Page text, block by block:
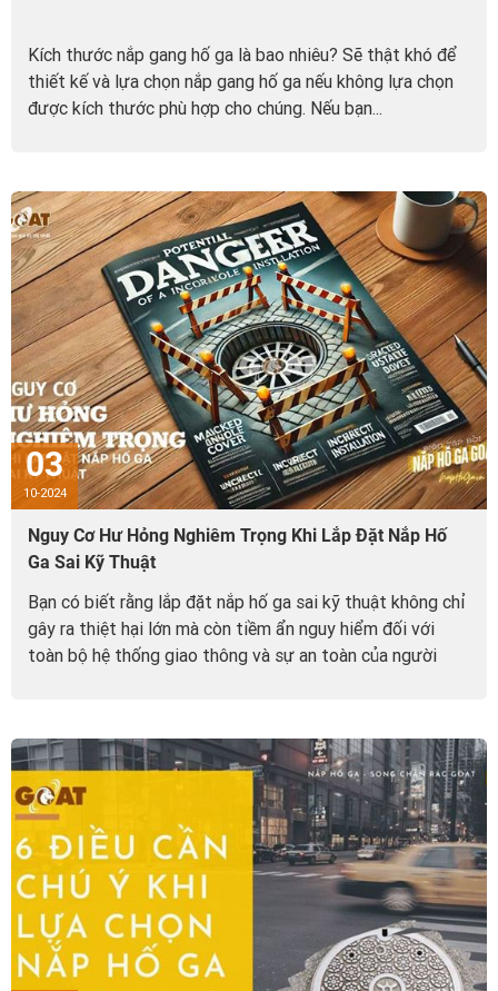
Kích thước nắp gang hố ga là bao nhiêu? Sẽ thật khó để
thiết kế và lựa chọn nắp gang hố ga nếu không lựa chọn
được kích thước phù hợp cho chúng. Nếu bạn...
03
10-2024
Nguy Cơ Hư Hỏng Nghiêm Trọng Khi Lắp Đặt Nắp Hố
Ga Sai Kỹ Thuật
Bạn có biết rằng lắp đặt nắp hố ga sai kỹ thuật không chỉ
gây ra thiệt hại lớn mà còn tiềm ẩn nguy hiểm đối với
toàn bộ hệ thống giao thông và sự an toàn của người